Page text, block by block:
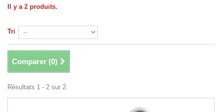
Il y a 2 produits.
Tri
Comparer (0)
Résultats 1 - 2 sur 2.